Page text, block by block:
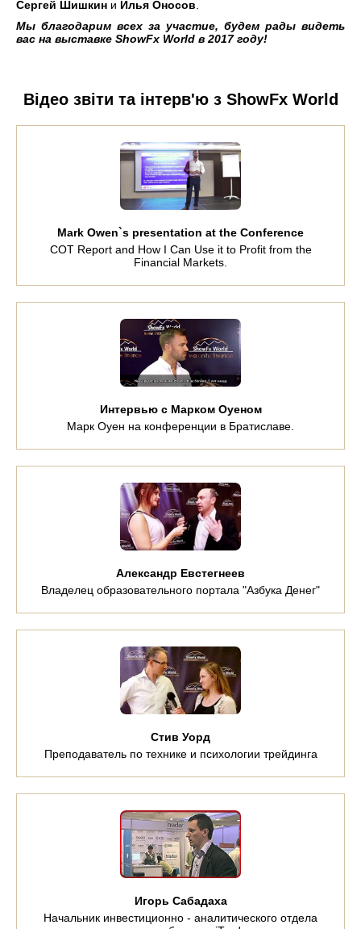
Сергей Шишкин и Илья Оносов
Мы благодарим всех за участие, будем рады видеть
вас на выставке ShowFx World в 2017 году!
Відео звіти та інтерв'ю з ShowFx World
Mark Owen`s presentation at the Conference
COT Report and How I Can Use it to Profit from the
Financial Markets.
Интервью с Марком Оуеном
Марк Оуен на конференции в Братиславе.
Александр Евстегнеев
Владелец образовательного портала "Азбука Денег"
Стив Уорд
Преподаватель по технике и психологии трейдинга
Игорь Сабадаха
Начальник инвестиционно - аналитического отдела